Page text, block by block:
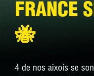
FRANCE
🐝
4 de nos aixois se